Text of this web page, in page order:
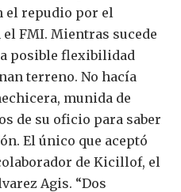
el repudio por el
FMI. Mientras sucede
posible flexibilidad
terreno. No hacía
munida de
de su oficio para saber
El único que aceptó
de Kicillof, el
Agis. “Dos